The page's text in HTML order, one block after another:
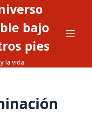
bajo
pies
la vida